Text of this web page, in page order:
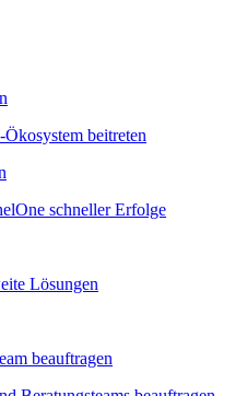
beitreten
schneller Erfolge
Lösungen
beauftragen